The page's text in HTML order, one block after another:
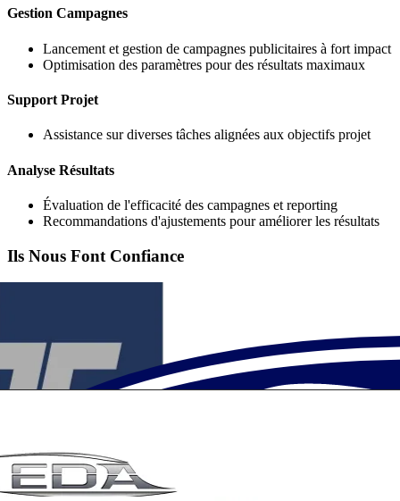
Gestion Campagnes
Lancement et gestion de campagnes publicitaires à fort impact
Optimisation des paramètres pour des résultats maximaux
Support Projet
Assistance sur diverses tâches alignées aux objectifs projet
Analyse Résultats
Évaluation de l'efficacité des campagnes et reporting
Recommandations d'ajustements pour améliorer les résultats
Ils Nous Font Confiance